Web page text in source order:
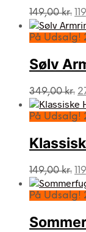
149,00kr.
På Udsalg!
Sølv
349,00kr.
På Udsalg!
149,00kr.
På Udsalg!